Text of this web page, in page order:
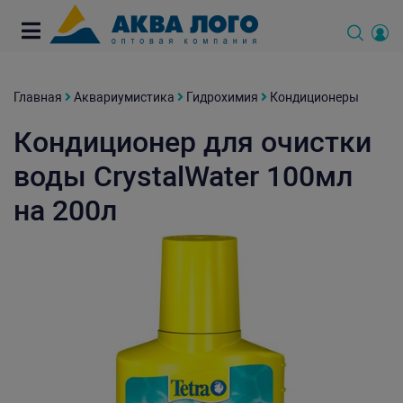
Главная Аквариумистика Гидрохимия Кондиционеры
Кондиционер для очистки
воды CrystalWater 100мл
на 200л